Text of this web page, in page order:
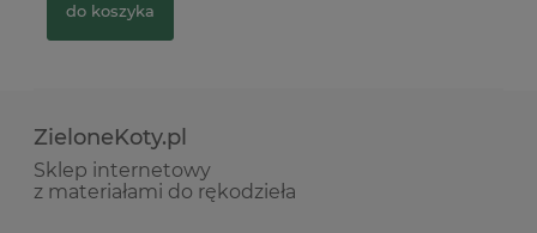
do koszyka
ZieloneKoty.pl
Sklep internetowy
z materiałami do rękodzieła